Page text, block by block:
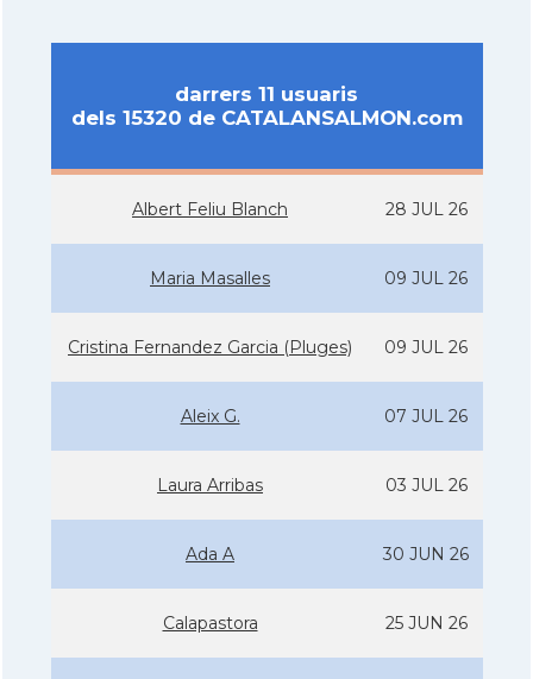
darrers 11 usuaris
dels 15320 de CATALANSALMON.com
Albert Feliu Blanch 28 JUL 26
Maria Masalles 09 JUL 26
Cristina Fernandez Garcia (Pluges) 09 JUL 26
Aleix G. 07 JUL 26
Laura Arribas 03 JUL 26
Ada A 30 JUN 26
Calapastora 25 JUN 26